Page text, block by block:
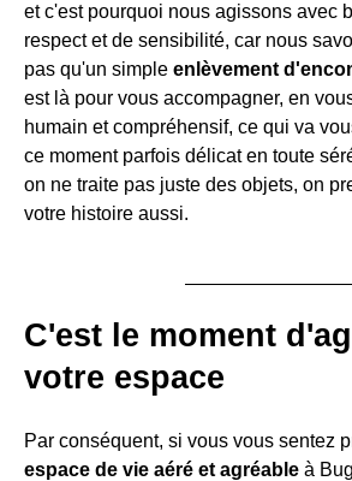
et c'est pourquoi nous agissons avec
respect et de sensibilité, car nous
pas qu'un simple enlèvement
est là pour vous accompagner, en
humain et compréhensif, ce qui va
ce moment parfois délicat en toute
on ne traite pas juste des objets, on
votre histoire aussi.
C'est le moment
votre espace
Par conséquent, si vous vous sentez
espace de vie aéré et agréable à